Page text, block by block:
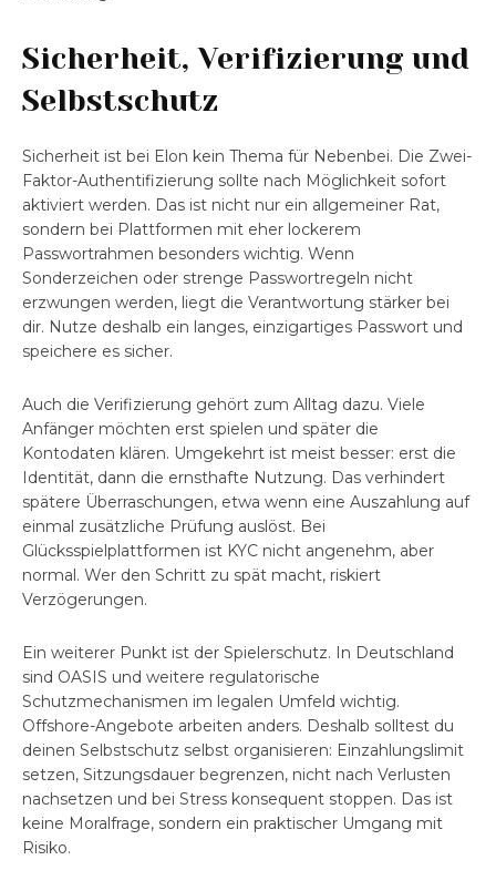
Sicherheit, Verifizierung und
Selbstschutz
Sicherheit ist bei Elon kein Thema für Nebenbei. Die Zwei-
Faktor-Authentifizierung sollte nach Möglichkeit sofort
aktiviert werden. Das ist nicht nur ein allgemeiner Rat,
sondern bei Plattformen mit eher lockerem
Passwortrahmen besonders wichtig. Wenn
Sonderzeichen oder strenge Passwortregeln nicht
erzwungen werden, liegt die Verantwortung stärker bei
dir. Nutze deshalb ein langes, einzigartiges Passwort und
speichere es sicher.
Auch die Verifizierung gehört zum Alltag dazu. Viele
Anfänger möchten erst spielen und später die
Kontodaten klären. Umgekehrt ist meist besser: erst die
Identität, dann die ernsthafte Nutzung. Das verhindert
spätere Überraschungen, etwa wenn eine Auszahlung auf
einmal zusätzliche Prüfung auslöst. Bei
Glücksspielplattformen ist KYC nicht angenehm, aber
normal. Wer den Schritt zu spät macht, riskiert
Verzögerungen.
Ein weiterer Punkt ist der Spielerschutz. In Deutschland
sind OASIS und weitere regulatorische
Schutzmechanismen im legalen Umfeld wichtig.
Offshore-Angebote arbeiten anders. Deshalb solltest du
deinen Selbstschutz selbst organisieren: Einzahlungslimit
setzen, Sitzungsdauer begrenzen, nicht nach Verlusten
nachsetzen und bei Stress konsequent stoppen. Das ist
keine Moralfrage, sondern ein praktischer Umgang mit
Risiko.